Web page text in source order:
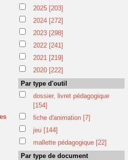
2025 [203]
2024 [272]
2023 [298]
2022 [241]
2021 [219]
2020 [222]
Par type d'outil
dossier, livret pédagogique
[154]
fiche d'animation [7]
jeu [144]
mallette pédagogique [22]
Par type de document